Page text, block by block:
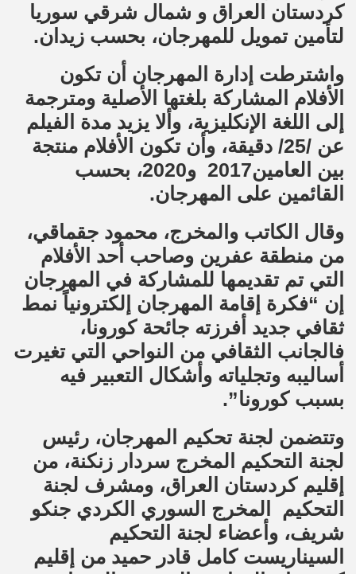
كردستان العراق و شمال شرقي سوريا
لتأمين تمويل للمهرجان، بحسب زيدان.
واشترطت إدارة المهرجان أن تكون
الأفلام المشاركة بلغتها الأصلية ومترجمة
إلى اللغة الإنكليزية، وألا يزيد مدة الفيلم
عن /25/ دقيقة، وأن تكون الأفلام منتجة
بين العامين2017 و2020، بحسب
القائمين على المهرجان.
وقال الكاتب والمخرج، محمود جقماقي،
من منطقة عفرين وصاحب أحد الأفلام
التي تم تقديمها للمشاركة في المهرجان
إن “فكرة إقامة المهرجان إلكترونياً نمط
ثقافي جديد أفرزته جائحة كورونا،
فالجانب الثقافي من النواحي التي تغيرت
أساليبه وتجلياته وأشكال التعبير فيه
بسبب كورونا”.
وتتضمن لجنة تحكيم المهرجان، رئيس
لجنة التحكيم المخرج سردار زنكنة، من
إقليم كردستان العراق، ومشرف لجنة
التحكيم المخرج السوري الكردي جنكو
شريف، وأعضاء لجنة التحكيم
السيناريست كامل قادر حميد من إقليم